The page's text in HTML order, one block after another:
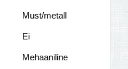
Must/metall
Ei
Mehaaniline